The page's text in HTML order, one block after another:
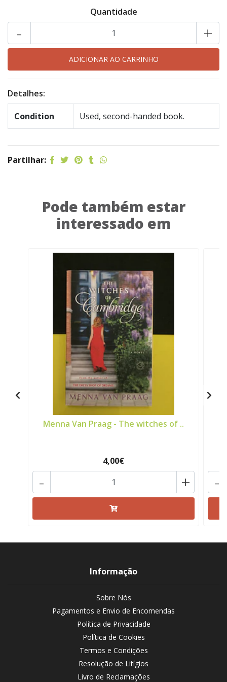
Quantidade
+
-
Detalhes:
Condition Used, second-handed book.
Partilhar:
Pode também estar
interessado em
Menna Van Praag - The witches of ..
4,00€
+
- -
Informação
Sobre Nós
Pagamentos e Envio de Encomendas
Política de Privacidade
Política de Cookies
Termos e Condições
Resolução de Litígios
Livro de Reclamações